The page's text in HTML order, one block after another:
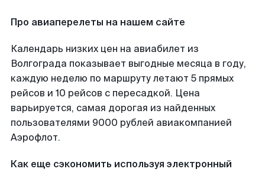
Про авиаперелеты на нашем сайте
Календарь низких цен на авиабилет из
Волгограда показывает выгодные месяца в году,
каждую неделю по маршруту летают 5 прямых
рейсов и 10 рейсов с пересадкой. Цена
варьируется, самая дорогая из найденных
пользователями 9000 рублей авиакомпанией
Аэрофлот.
Как еще сэкономить используя электронный